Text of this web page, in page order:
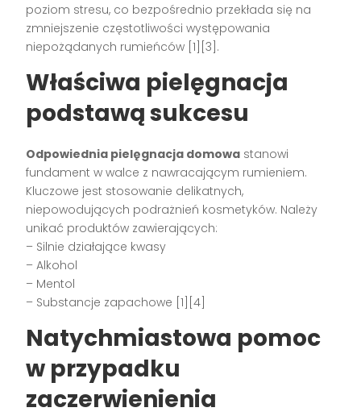
poziom stresu, co bezpośrednio przekłada się na
zmniejszenie częstotliwości występowania
niepożądanych rumieńców [1][3].
Właściwa pielęgnacja
podstawą sukcesu
Odpowiednia pielęgnacja domowa stanowi
fundament w walce z nawracającym rumieniem.
Kluczowe jest stosowanie delikatnych,
niepowodujących podrażnień kosmetyków. Należy
unikać produktów zawierających:
– Silnie działające kwasy
– Alkohol
– Mentol
– Substancje zapachowe [1][4]
Natychmiastowa pomoc
w przypadku
zaczerwienienia